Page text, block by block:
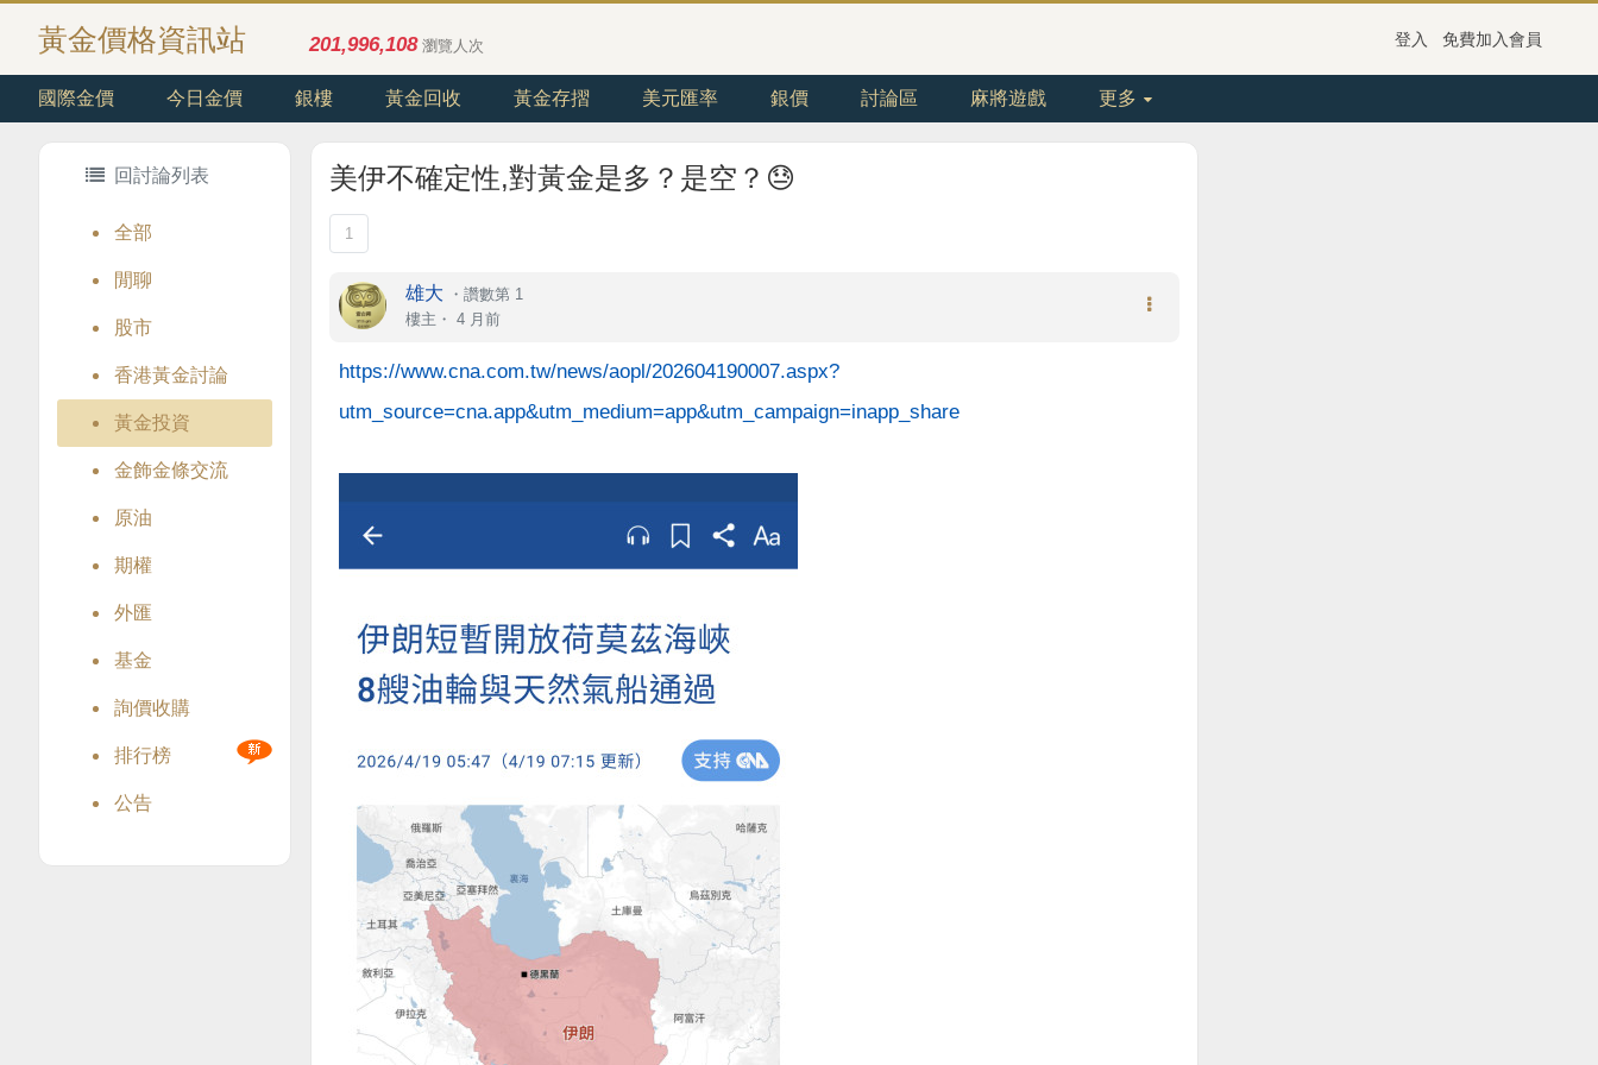
黃金價格資訊站 201,996,108 瀏覽人次 登入 免費加入會員
國際金價 今日金價 銀樓 黃金回收 黃金存摺 美元匯率 銀價 討論區 麻將遊戲 更多
回討論列表
全部
閒聊
股市
香港黃金討論
黃金投資
金飾金條交流
原油
期權
外匯
基金
詢價收購
排行榜
公告
美伊不確定性,對黃金是多？是空？😓
1
雄大 ・讚數第 1
樓主 ・4 月前
https://www.cna.com.tw/news/aopl/202604190007.aspx?
utm_source=cna.app&utm_medium=app&utm_campaign=inapp_share